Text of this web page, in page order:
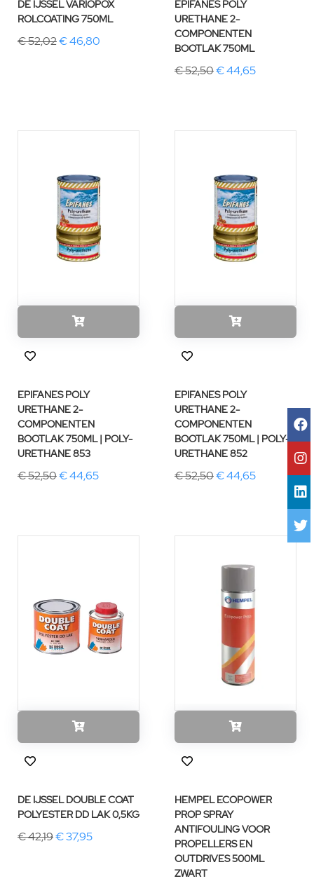
DE IJSSEL VARIOPOX
ROLCOATING 750ML
€ 52,02€ 46,80
EPIFANES POLY
URETHANE 2-
COMPONENTEN
BOOTLAK 750ML
€ 52,50€ 44,65
EPIFANES POLY
URETHANE 2-
COMPONENTEN
BOOTLAK 750ML | POLY-
URETHANE 853
€ 52,50€ 44,65
EPIFANES POLY
URETHANE 2-
COMPONENTEN
BOOTLAK 750ML | POLY-
URETHANE 852
€ 52,50€ 44,65
DE IJSSEL DOUBLE COAT
POLYESTER DD LAK 0,5KG
€ 42,19€ 37,95
HEMPEL ECOPOWER
PROP SPRAY
ANTIFOULING VOOR
PROPELLERS EN
OUTDRIVES 500ML
ZWART